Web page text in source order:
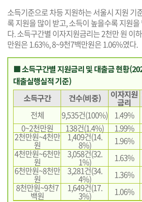
소득기준으로 차등 지원하는 서울시 지원 기
록 지원을 많이 받고, 소득이 높을수록 지원
다. 소득구간별 이자지원금리는 2천만 원 이
만원은 1.63%, 8~9천7백만원은 1.06%였다.
■ 소득구간별 지원금리 및 대출금 현황
대출실행실적 기준)
소득구간
건수(비중) 이자지원
금리
전체
9,535건(100%) 1.49%
0~2천만원 138건(1.4%) 1.99%
2천만원~4천만
원
1,409건(14.
8%) 1.96%
4천만원~6천만
원
3,058건(32.
1%) 1.63%
6천만원~8천만
원
3,281건(34.
4%) 1.36%
8천만원~9천7
백원
1,649건(17.
3%) 1.06%